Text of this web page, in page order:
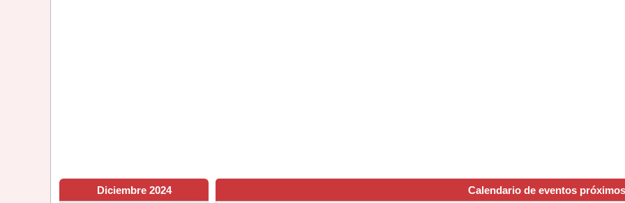
Diciembre 2024 Calendario de eventos próximos